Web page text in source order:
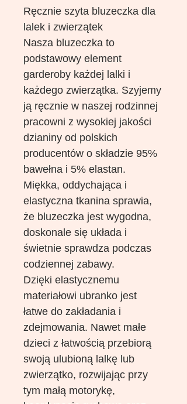
Ręcznie szyta bluzeczka dla
lalek i zwierzątek
Nasza bluzeczka to
podstawowy element
garderoby każdej lalki i
każdego zwierzątka. Szyjemy
ją ręcznie w naszej rodzinnej
pracowni z wysokiej jakości
dzianiny od polskich
producentów o składzie 95%
bawełna i 5% elastan.
Miękka, oddychająca i
elastyczna tkanina sprawia,
że bluzeczka jest wygodna,
doskonale się układa i
świetnie sprawdza podczas
codziennej zabawy.
Dzięki elastycznemu
materiałowi ubranko jest
łatwe do zakładania i
zdejmowania. Nawet małe
dzieci z łatwością przebiorą
swoją ulubioną lalkę lub
zwierzątko, rozwijając przy
tym małą motorykę,